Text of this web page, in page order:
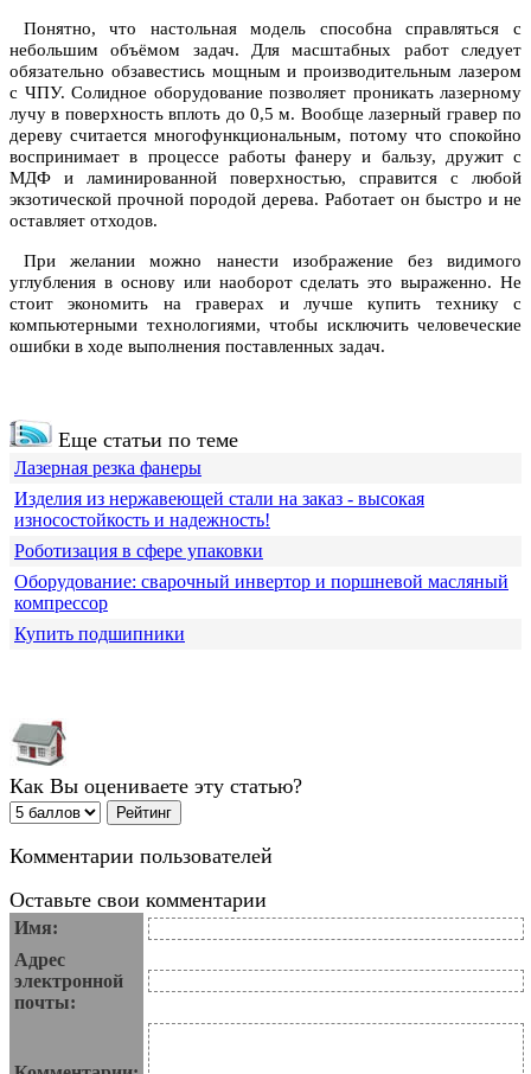
Понятно, что настольная модель способна справляться с
небольшим объёмом задач. Для масштабных работ следует
обязательно обзавестись мощным и производительным лазером
с ЧПУ. Солидное оборудование позволяет проникать лазерному
лучу в поверхность вплоть до 0,5 м. Вообще лазерный гравер по
дереву считается многофункциональным, потому что спокойно
воспринимает в процессе работы фанеру и бальзу, дружит с
МДФ и ламинированной поверхностью, справится с любой
экзотической прочной породой дерева. Работает он быстро и не
оставляет отходов.
При желании можно нанести изображение без видимого
углубления в основу или наоборот сделать это выраженно. Не
стоит экономить на граверах и лучше купить технику с
компьютерными технологиями, чтобы исключить человеческие
ошибки в ходе выполнения поставленных задач.
Еще статьи по теме
Лазерная резка фанеры
Изделия из нержавеющей стали на заказ - высокая
износостойкость и надежность!
Роботизация в сфере упаковки
Оборудование: сварочный инвертор и поршневой масляный
компрессор
Купить подшипники
Как Вы оцениваете эту статью?
Комментарии пользователей
Оставьте свои комментарии
Имя:
Адрес
электронной
почты: